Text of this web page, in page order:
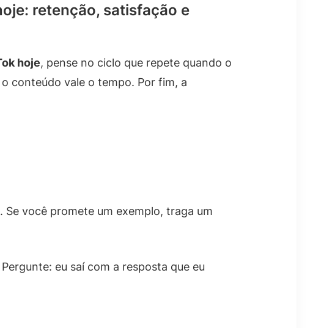
retenção, satisfação e
hoje, pense no ciclo que repete quando o
conteúdo vale o tempo. Por fim, a
você promete um exemplo, traga um
eu saí com a resposta que eu